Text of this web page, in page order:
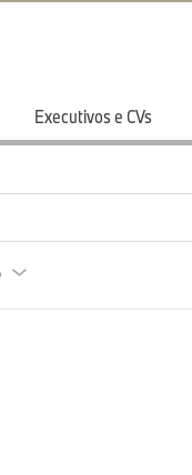
Executivos e CVs